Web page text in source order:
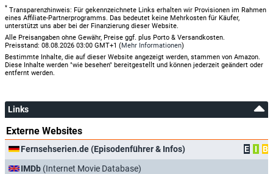
* Transparenzhinweis: Für gekennzeichnete Links erhalten wir Provisionen im Rahmen
eines Affiliate-Partnerprogramms. Das bedeutet keine Mehrkosten für Käufer,
unterstützt uns aber bei der Finanzierung dieser Website.
Alle Preisangaben ohne Gewähr, Preise ggf. plus Porto & Versandkosten.
Preisstand: 08.08.2026 03:00 GMT+1 (Mehr Informationen)
Bestimmte Inhalte, die auf dieser Website angezeigt werden, stammen von Amazon.
Diese Inhalte werden "wie besehen" bereitgestellt und können jederzeit geändert oder
entfernt werden.
Links
Externe Websites
Fernsehserien.de (Episodenführer & Infos) E I
B
IMDb (Internet Movie Database)